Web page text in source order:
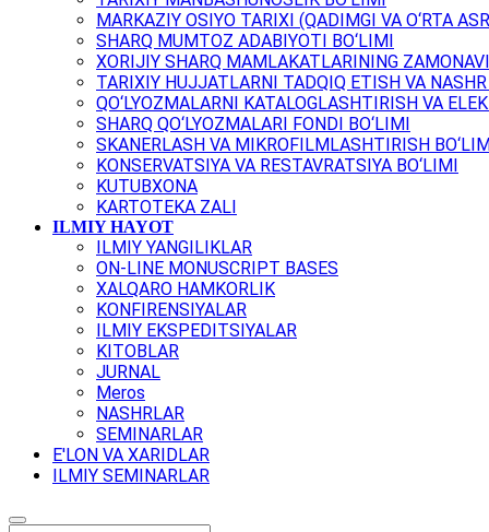
MARKAZIY OSIYO TARIXI (QADIMGI VA O‘RTA
SHARQ MUMTOZ ADABIYOTI BO‘LIMI
XORIJIY SHARQ MAMLAKATLARINING
TARIXIY HUJJATLARNI TADQIQ ETISH VA
QO‘LYOZMALARNI KATALOGLASHTIRISH VA
SHARQ QO‘LYOZMALARI FONDI BO‘LIMI
SKANERLASH VA MIKROFILMLASHTIRISH
KONSERVATSIYA VA RESTAVRATSIYA BO‘LIMI
KUTUBXONA
KARTOTEKA ZALI
ILMIY HAYOT
ILMIY YANGILIKLAR
ON-LINE MONUSCRIPT BASES
XALQARO HAMKORLIK
KONFIRENSIYALAR
ILMIY EKSPEDITSIYALAR
KITOBLAR
JURNAL
Meros
NASHRLAR
SEMINARLAR
E'LON VA XARIDLAR
ILMIY SEMINARLAR